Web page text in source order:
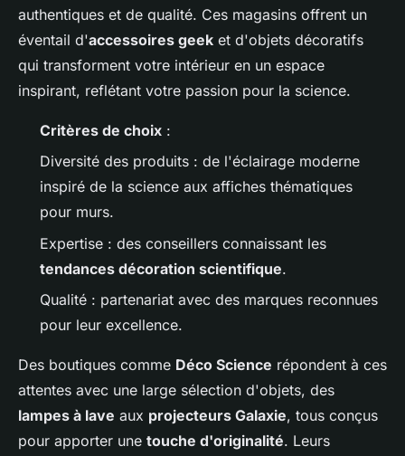
authentiques et de qualité. Ces magasins offrent un
éventail d'accessoires geek et d'objets décoratifs
qui transforment votre intérieur en un espace
inspirant, reflétant votre passion pour la science.
Critères de choix :
Diversité des produits : de l'éclairage moderne
inspiré de la science aux affiches thématiques
pour murs.
Expertise : des conseillers connaissant les
tendances décoration scientifique.
Qualité : partenariat avec des marques reconnues
pour leur excellence.
Des boutiques comme Déco Science répondent à ces
attentes avec une large sélection d'objets, des
lampes à lave aux projecteurs Galaxie, tous conçus
pour apporter une touche d'originalité. Leurs